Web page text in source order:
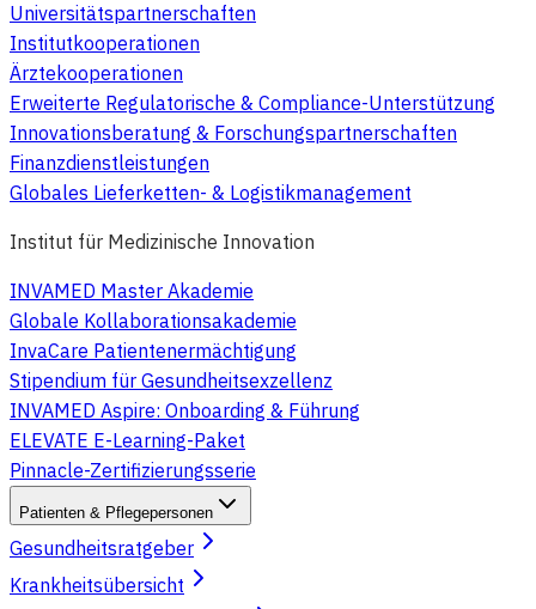
Universitätspartnerschaften
Institutkooperationen
Ärztekooperationen
Erweiterte Regulatorische & Compliance-Unterstützung
Innovationsberatung & Forschungspartnerschaften
Finanzdienstleistungen
Globales Lieferketten- & Logistikmanagement
Institut für Medizinische Innovation
INVAMED Master Akademie
Globale Kollaborationsakademie
InvaCare Patientenermächtigung
Stipendium für Gesundheitsexzellenz
INVAMED Aspire: Onboarding & Führung
ELEVATE E-Learning-Paket
Pinnacle-Zertifizierungsserie
Patienten & Pflegepersonen
Gesundheitsratgeber
Krankheitsübersicht